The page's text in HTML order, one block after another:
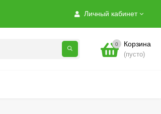
Личный кабинет
0 Корзина
(пусто)